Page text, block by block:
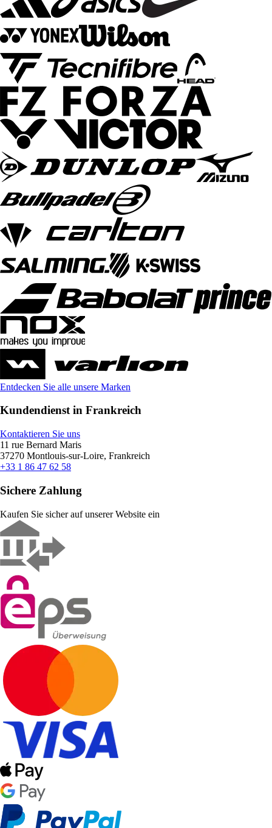
Entdecken Sie alle unsere Marken
Kundendienst in Frankreich
Kontaktieren Sie uns
11 rue Bernard Maris
37270 Montlouis-sur-Loire, Frankreich
+33 1 86 47 62 58
Sichere Zahlung
Kaufen Sie sicher auf unserer Website ein